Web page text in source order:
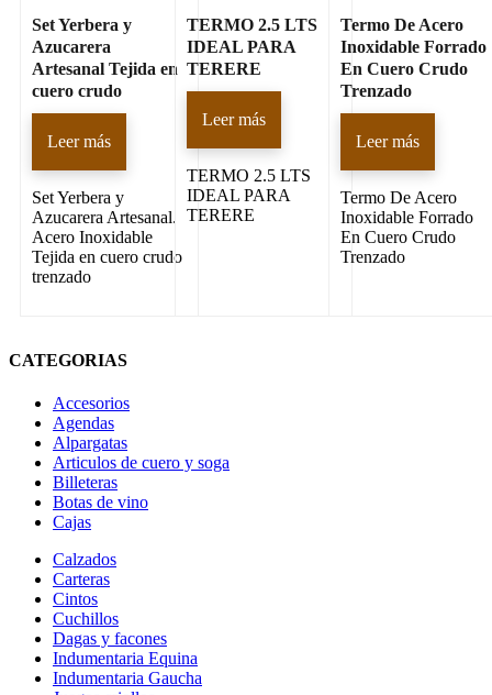
Set Yerbera y
Azucarera
Artesanal Tejida en
cuero crudo
Leer más
Set Yerbera y
Azucarera Artesanal.
Acero Inoxidable
Tejida en cuero crudo
trenzado
TERMO 2.5 LTS
IDEAL PARA
TERERE
Leer más
TERMO 2.5 LTS
IDEAL PARA
TERERE
Termo De Acero
Inoxidable Forrado
En Cuero Crudo
Trenzado
Leer más
Termo De Acero
Inoxidable Forrado
En Cuero Crudo
Trenzado
CATEGORIAS
Accesorios
Agendas
Alpargatas
Articulos de cuero y soga
Billeteras
Botas de vino
Cajas
Calzados
Carteras
Cintos
Cuchillos
Dagas y facones
Indumentaria Equina
Indumentaria Gaucha